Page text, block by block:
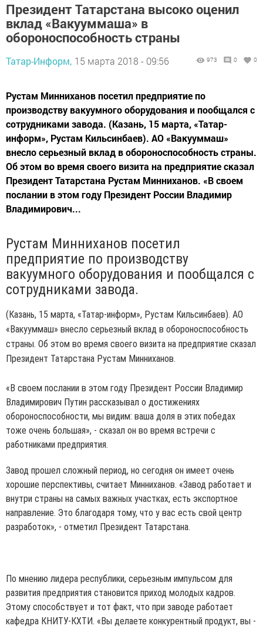
Президент Татарстана высоко оценил
вклад «Вакууммаша» в
обороноспособность страны
Татар-Информ, 15 марта 2018 - 09:56 973 0 0
Рустам Минниханов посетил предприятие по
производству вакуумного оборудования и пообщался с
сотрудниками завода. (Казань, 15 марта, «Татар-
информ», Рустам Кильсинбаев). АО «Вакууммаш»
внесло серьезный вклад в обороноспособность страны.
Об этом во время своего визита на предприятие сказал
Президент Татарстана Рустам Минниханов. «В своем
послании в этом году Президент России Владимир
Владимирович...
Рустам Минниханов посетил
предприятие по производству
вакуумного оборудования и пообщался с
сотрудниками завода.
(Казань, 15 марта, «Татар-информ», Рустам Кильсинбаев). АО
«Вакууммаш» внесло серьезный вклад в обороноспособность
страны. Об этом во время своего визита на предприятие сказал
Президент Татарстана Рустам Минниханов.
«В своем послании в этом году Президент России Владимир
Владимирович Путин рассказывал о достижениях
обороноспособности, мы видим: ваша доля в этих победах
тоже очень большая», - сказал он во время встречи с
работниками предприятия.
Завод прошел сложный период, но сегодня он имеет очень
хорошие перспективы, считает Минниханов. «Завод работает и
внутри страны на самых важных участках, есть экспортное
направление. Это благодаря тому, что у вас есть свой центр
разработок», - отметил Президент Татарстана.
По мнению лидера республики, серьезным импульсом для
развития предприятия становится приход молодых кадров.
Этому способствует и тот факт, что при заводе работает
кафедра КНИТУ-КХТИ. «Вы делаете конкурентный продукт, вы -